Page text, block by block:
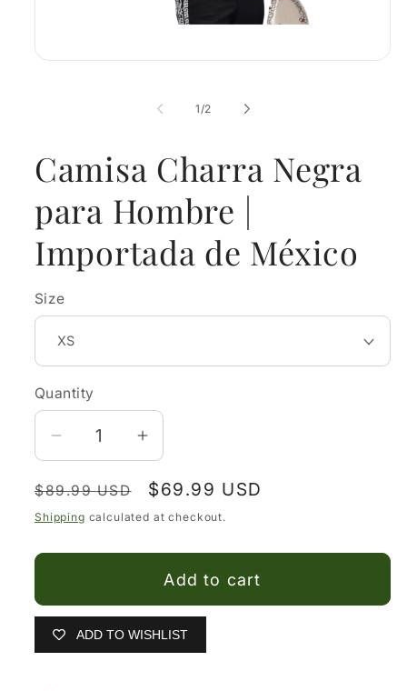
1/of
2
Camisa Charra Negra
para Hombre |
Importada de México
Size
Quantity
Decrease
for
Camisa
Hombre
|
Importada
Increase
for
Camisa
para
Hombre
|
Importada
Regular
price
$89.99 USD
Sale
price
$69.99 USD
Shipping calculated at checkout.
Add to cart
ADD TO WISHLIST